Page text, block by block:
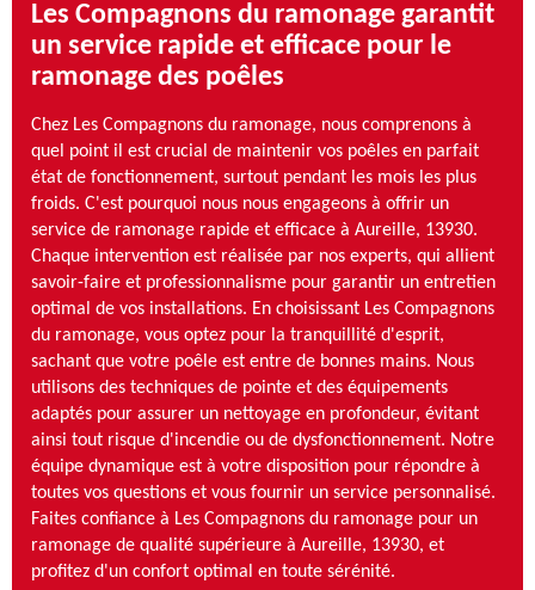
Les Compagnons du ramonage garantit
un service rapide et efficace pour le
ramonage des poêles
Chez Les Compagnons du ramonage, nous comprenons à
quel point il est crucial de maintenir vos poêles en parfait
état de fonctionnement, surtout pendant les mois les plus
froids. C'est pourquoi nous nous engageons à offrir un
service de ramonage rapide et efficace à Aureille, 13930.
Chaque intervention est réalisée par nos experts, qui allient
savoir-faire et professionnalisme pour garantir un entretien
optimal de vos installations. En choisissant Les Compagnons
du ramonage, vous optez pour la tranquillité d'esprit,
sachant que votre poêle est entre de bonnes mains. Nous
utilisons des techniques de pointe et des équipements
adaptés pour assurer un nettoyage en profondeur, évitant
ainsi tout risque d'incendie ou de dysfonctionnement. Notre
équipe dynamique est à votre disposition pour répondre à
toutes vos questions et vous fournir un service personnalisé.
Faites confiance à Les Compagnons du ramonage pour un
ramonage de qualité supérieure à Aureille, 13930, et
profitez d'un confort optimal en toute sérénité.